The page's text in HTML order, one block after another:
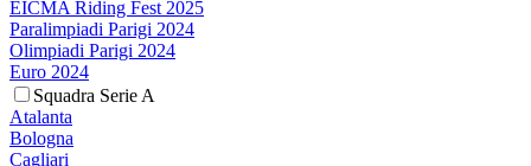
EICMA Riding Fest 2025
Paralimpiadi Parigi 2024
Olimpiadi Parigi 2024
Euro 2024
Squadra Serie A
Atalanta
Bologna
Cagliari